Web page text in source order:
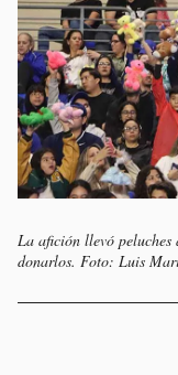
La afición llevó
donarlos. Foto: Luis